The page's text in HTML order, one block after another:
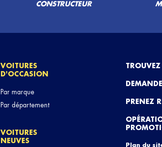
CONSTRUCTEUR
VOITURES
D'OCCASION
Par marque
Par département
VOITURES
NEUVES
PRENEZ
Plan du